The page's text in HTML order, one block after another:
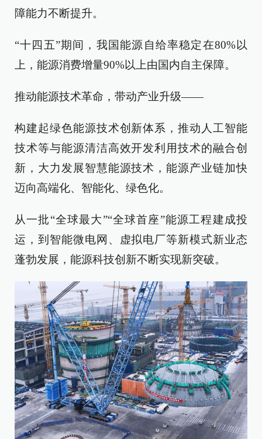
障能力不断提升。
“十四五”期间，我国能源自给率稳定在80%以
上，能源消费增量90%以上由国内自主保障。
推动能源技术革命，带动产业升级——
构建起绿色能源技术创新体系，推动人工智能
技术等与能源清洁高效开发利用技术的融合创
新，大力发展智慧能源技术，能源产业链加快
迈向高端化、智能化、绿色化。
从一批“全球最大”“全球首座”能源工程建成投
运，到智能微电网、虚拟电厂等新模式新业态
蓬勃发展，能源科技创新不断实现新突破。